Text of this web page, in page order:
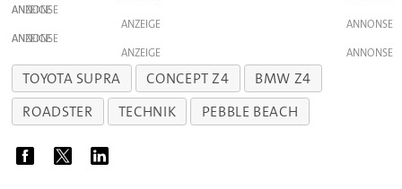
ANZEIGE
ANZEIGE
ANZEIGE
ANZEIGE
TOYOTA SUPRA CONCEPT Z4
BMW Z4
ROADSTER
TECHNIK PEBBLE BEACH